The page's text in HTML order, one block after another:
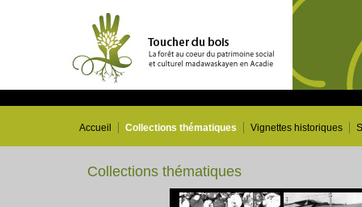
Accueil Collections thématiques Vignettes historiques
Collections thématiques